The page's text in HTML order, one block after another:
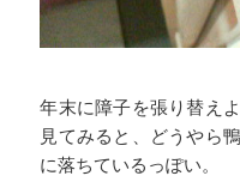
年末に障子を張り替え
見てみると、どうやら
に落ちているっぽい。